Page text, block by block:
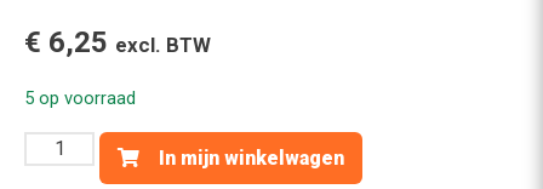
€ 6,25 excl. BTW
5 op voorraad
STEKKER
3-
In mijn winkelwagen